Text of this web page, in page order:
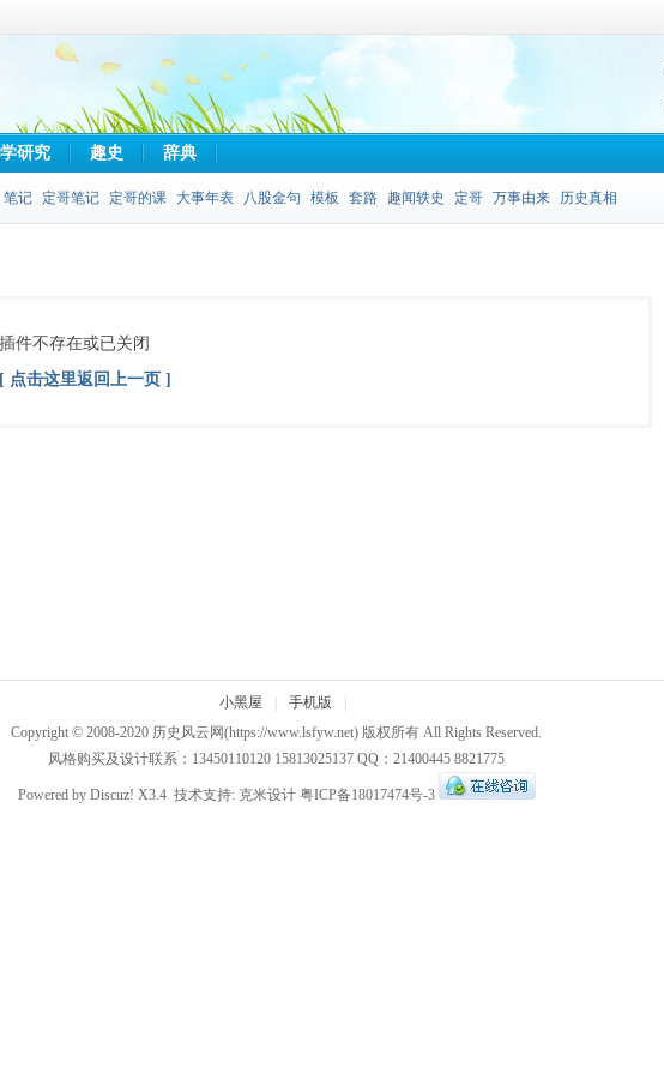
研究 趣史 辞典
笔记 定哥笔记 定哥的课 大事年表 八股金句 模板 套路 趣闻轶史 定哥 万事由来 历史真相
插件不存在或已关闭
[ 点击这里返回上一页 ]
小黑屋 手机版
Copyright © 2008-2020 历史风云网(https://www.lsfyw.net) 版权所有 All Rights Reserved.
风格购买及设计联系：13450110120 15813025137 QQ：21400445 8821775
Powered by Discuz! X3.4 技术支持: 克米设计 粤ICP备18017474号-3